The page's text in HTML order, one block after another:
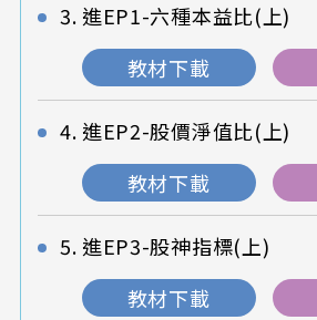
進EP1-六種本益比(上)
教材下載
進EP2-股價淨值比(上)
教材下載
進EP3-股神指標(上)
教材下載